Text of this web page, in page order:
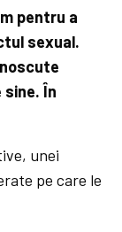
pentru a
sexual.
În
unei
pe care le